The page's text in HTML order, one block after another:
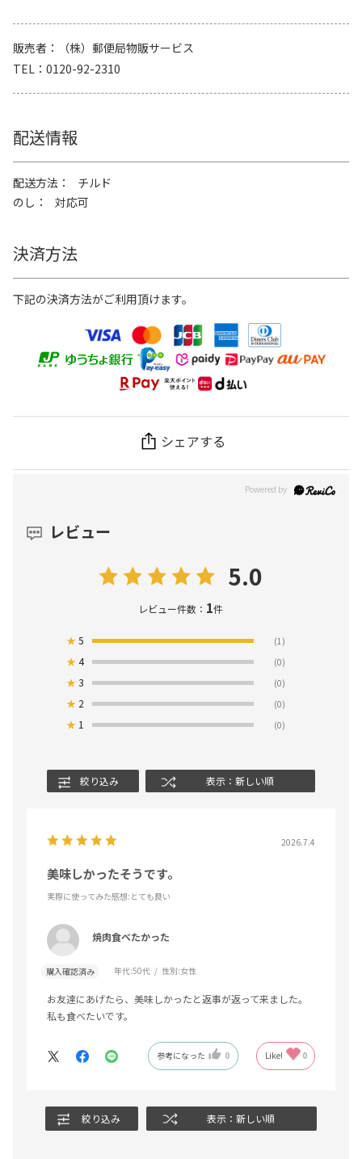
販売者
（株）郵便局物販サービス
TEL
0120-92-2310
配送情報
配送方法
チルド
のし
対応可
決済方法
下記の決済方法がご利用頂けます。
シェアする
レビュー
5.0
レビュー件数： 1件
★5 (1)
★4 (0)
★3 (0)
★ 2 (0)
★ 1 (0)
絞り込み 表示：新しい順
2026.7.4
美味しかったそうです。
実際に使ってみた感想:とても良い
焼肉食べたかった
購入確認済み 年代:50代 性別:女性
お友達にあげたら、美味しかったと返事が返って来ました。
私も食べたいです。
参考になった 0 Like! 0
絞り込み 表示：新しい順